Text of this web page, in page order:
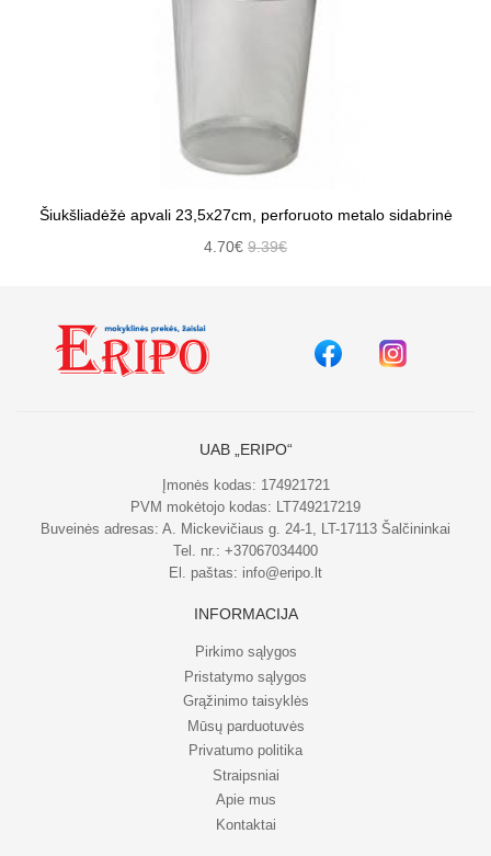
Šiukšliadėžė apvali 23,5x27cm, perforuoto metalo sidabrinė
4.70€ 9.39€
UAB „ERIPO“
Įmonės kodas: 174921721
PVM mokėtojo kodas: LT749217219
Buveinės adresas: A. Mickevičiaus g. 24-1, LT-17113 Šalčininkai
Tel. nr.: +37067034400
El. paštas: info@eripo.lt
INFORMACIJA
Pirkimo sąlygos
Pristatymo sąlygos
Grąžinimo taisyklės
Mūsų parduotuvės
Privatumo politika
Straipsniai
Apie mus
Kontaktai